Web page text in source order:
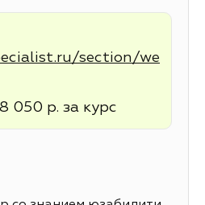
section/we
050 р. за курс